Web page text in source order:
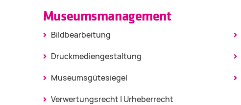
Museumsmanagement
Bildbearbeitung
Druckmediengestaltung
Museumsgütesiegel
Verwertungsrecht | Urheberrecht